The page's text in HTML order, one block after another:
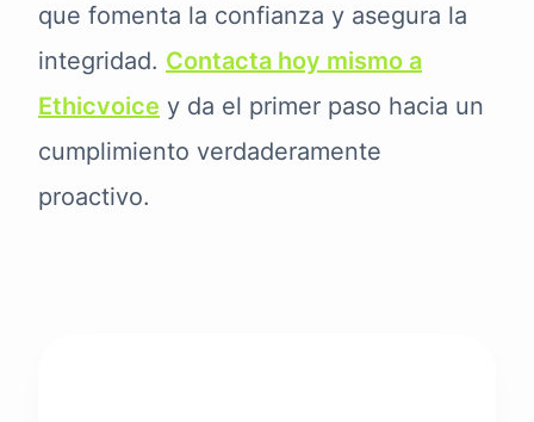
que fomenta la confianza y asegura la
integridad. Contacta hoy mismo a
Ethicvoice y da el primer paso hacia un
cumplimiento verdaderamente
proactivo.